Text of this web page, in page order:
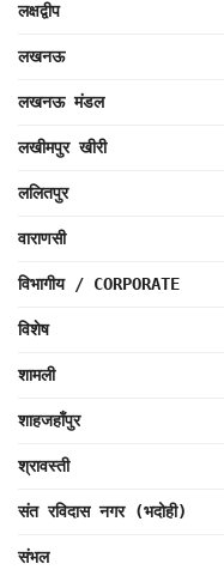
लक्षद्वीप
लखनऊ
लखनऊ मंडल
लखीमपुर खीरी
ललितपुर
वाराणसी
विभागीय / CORPORATE
विशेष
शामली
शाहजहाँपुर
श्रावस्ती
संत रविदास नगर (भदोही)
संभल